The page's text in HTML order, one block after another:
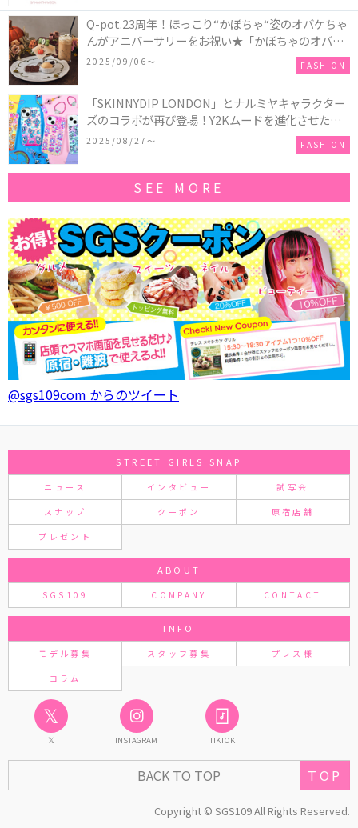
Q-pot.23周年！ほっこり“かぼちゃ“姿のオバケちゃ
んがアニバーサリーをお祝い★「かぼちゃのオバケ
ーキアクセサリー」が新発売！Q-pot CAFE.では
「かぼちゃのオバケーキプレート」も登場
2025/09/06〜 FASHION
「SKINNYDIP LONDON」とナルミヤキャラクター
ズのコラボが再び登場！Y2Kムードを進化させた新
作コレクションを発売♪
2025/08/27〜 FASHION
SEE MORE
@sgs109com からのツイート
STREET GIRLS SNAP
ニュース インタビュー 試写会
スナップ クーポン 原宿店舗
プレゼント
ABOUT
SGS109 COMPANY CONTACT
INFO
モデル募集 スタッフ募集 プレス様
コラム
𝕏
𝕏 INSTAGRAM TIKTOK
BACK TO TOP
Copyright © SGS109 All Rights Reserved.
TOP